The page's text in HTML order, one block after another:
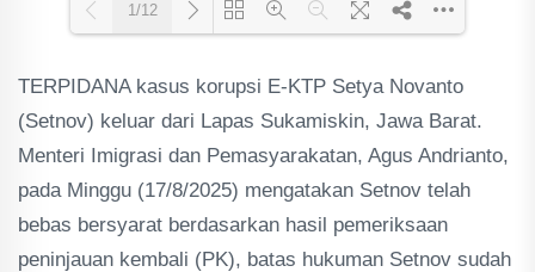
Loading PDF 62% ...
1/12
TERPIDANA kasus korupsi E-KTP Setya Novanto
(Setnov) keluar dari Lapas Sukamiskin, Jawa Barat.
Menteri Imigrasi dan Pemasyarakatan, Agus Andrianto,
pada Minggu (17/8/2025) mengatakan Setnov telah
bebas bersyarat berdasarkan hasil pemeriksaan
peninjauan kembali (PK), batas hukuman Setnov sudah